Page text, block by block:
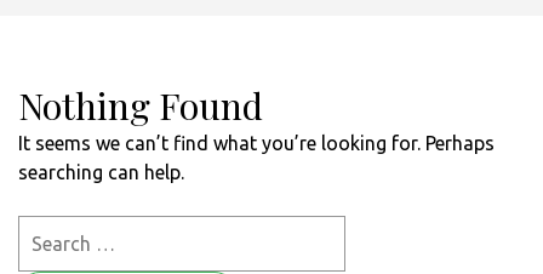
Nothing Found
It seems we can’t find what you’re looking for. Perhaps
searching can help.